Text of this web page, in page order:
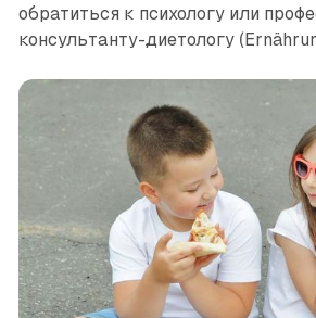
обратиться к психологу или
консультанту-диетологу